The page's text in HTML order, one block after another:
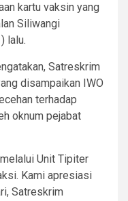
kartu vaksin yang
Siliwangi
lalu.
Satreskrim
disampaikan IWO
terhadap
oknum pejabat
Unit Tipiter
Kami apresiasi
Satreskrim